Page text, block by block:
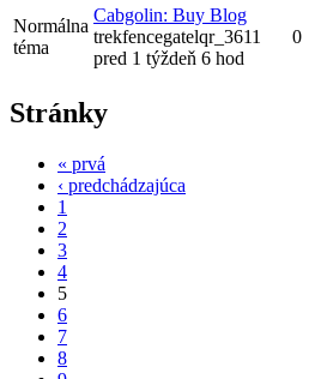
Normálna
téma
Cabgolin: Buy Blog
trekfencegatelqr_3611
pred 1 týždeň 6 hod
0
Stránky
« prvá
‹ predchádzajúca
1
2
3
4
5
6
7
8